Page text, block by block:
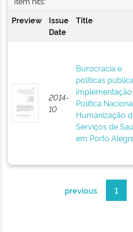
Preview
Issue
Date
Title
2014-
10
Burocracia e
políticas
Política
Humanização
Serviços de
em Porto
previous 1